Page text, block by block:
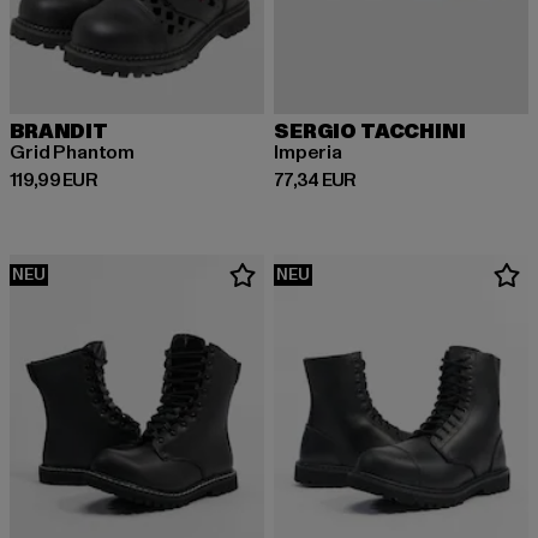
BRANDIT
Grid Phantom
119,99 EUR
Derzeitiger Preis: 119,99 EUR
SERGIO TACCHINI
Imperia
77,34 EUR
Derzeitiger Preis: 77,34 EUR
NEU NEU